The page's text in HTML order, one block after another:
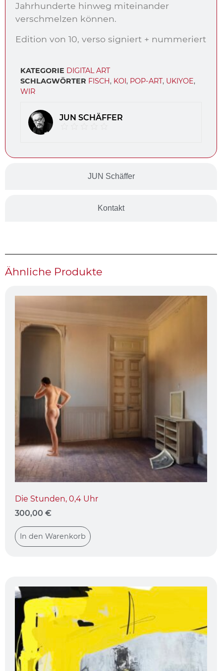
JUN Schäffer
Kontakt
Jahrhunderte hinweg miteinander
verschmelzen können.
Edition von 10, verso signiert + nummeriert
KATEGORIE DIGITAL ART
SCHLAGWÖRTER FISCH, KOI, POP-ART, UKIYOE,
WIR
JUN SCHÄFFER
Ähnliche Produkte
Die Stunden, 0,4 Uhr
300,00 €
In den Warenkorb